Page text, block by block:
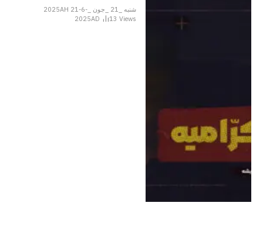
شنبه _21 _جون _2025AH 21-6-
2025AD
13Views